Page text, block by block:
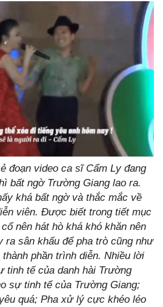
đoạn video ca sĩ Cẩm Ly đang
bất ngờ Trường Giang lao ra.
khá bất ngờ và thắc mắc về
viên. Được biết trong tiết mục
nên hát hò khá khó khăn nên
ra sân khấu để pha trò cũng như
phần trình diễn. Nhiều lời
tinh tế của danh hài Trường
sự tinh tế của Trường Giang;
quá; Pha xử lý cực khéo léo